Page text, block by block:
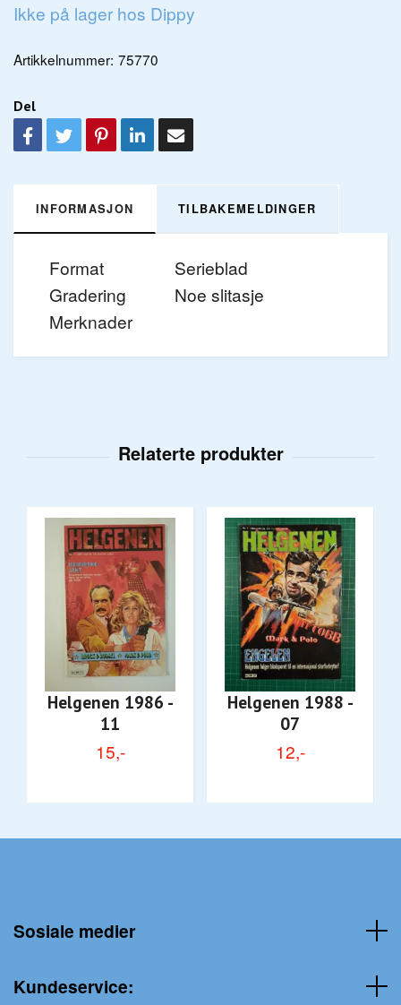
Ikke på lager hos Dippy
Artikkelnummer: 75770
Del
INFORMASJON TILBAKEMELDINGER
Format
Serieblad
Gradering
Noe slitasje
Merknader
Helgenen 1986 -
11
15,-
Helgenen 1988 -
07
12,-
Sosiale medier
Kundeservice: